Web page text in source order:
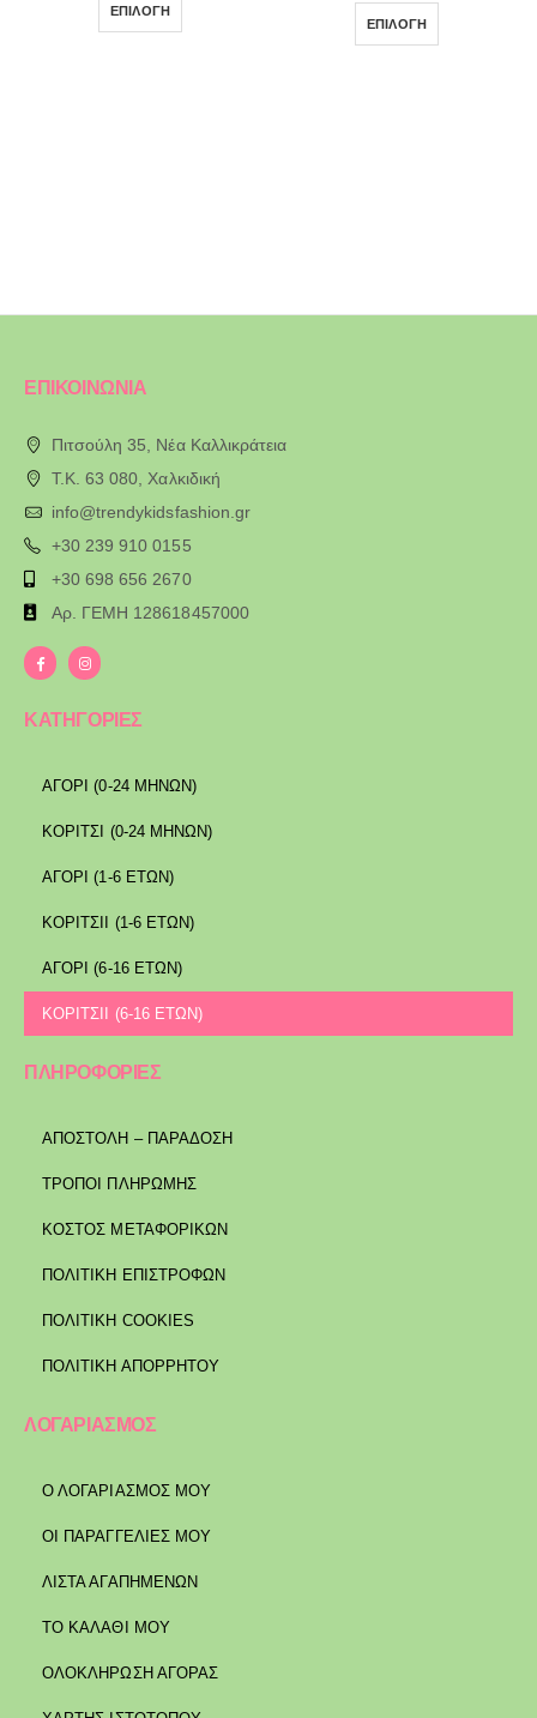
ΕΠΙΛΟΓΉ
ΕΠΙΛΟΓΉ
ΕΠΙΚΟΙΝΩΝΙΑ
Πιτσούλη 35, Νέα Καλλικράτεια
T.K. 63 080, Χαλκιδική
info@trendykidsfashion.gr
+30 239 910 0155
+30 698 656 2670
Αρ. ΓΕΜΗ 128618457000
ΚΑΤΗΓΟΡΙΕΣ
ΑΓΟΡΙ (0-24 ΜΗΝΩΝ)
ΚΟΡΙΤΣΙ (0-24 ΜΗΝΩΝ)
ΑΓΟΡΙ (1-6 ΕΤΩΝ)
ΚΟΡΙΤΣΙΙ (1-6 ΕΤΩΝ)
ΑΓΟΡΙ (6-16 ΕΤΩΝ)
ΚΟΡΙΤΣΙΙ (6-16 ΕΤΩΝ)
ΠΛΗΡΟΦΟΡΙΕΣ
ΑΠΟΣΤΟΛΉ – ΠΑΡΆΔΟΣΗ
ΤΡΌΠΟΙ ΠΛΗΡΩΜΉΣ
ΚΌΣΤΟΣ ΜΕΤΑΦΟΡΙΚΏΝ
ΠΟΛΙΤΙΚΉ ΕΠΙΣΤΡΟΦΏΝ
ΠΟΛΙΤΙΚΉ COOKIES
ΠΟΛΙΤΙΚΉ ΑΠΟΡΡΉΤΟΥ
ΛΟΓΑΡΙΑΣΜΟΣ
Ο ΛΟΓΑΡΙΑΣΜΟΣ ΜΟΥ
ΟΙ ΠΑΡΑΓΓΕΛΙΕΣ ΜΟΥ
ΛΙΣΤΑ ΑΓΑΠΗΜΕΝΩΝ
ΤΟ ΚΑΛΑΘΙ ΜΟΥ
ΟΛΟΚΛΗΡΩΣΗ ΑΓΟΡΑΣ